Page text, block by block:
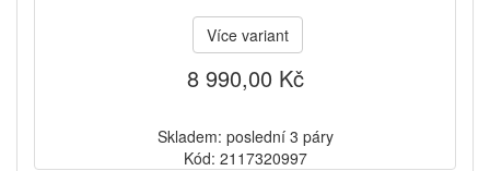
Více variant
8 990,00 Kč
Skladem: poslední 3 páry
Kód: 2117320997